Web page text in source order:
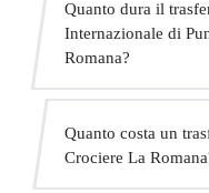
Quanto dura il
Internazionale di
Romana?
Quanto costa un
Crociere La